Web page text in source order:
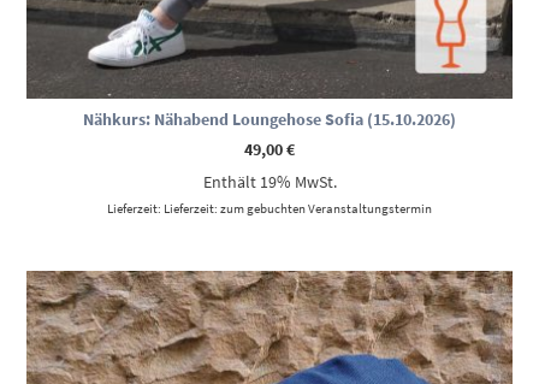
Nähkurs: Nähabend Loungehose Sofia (15.10.2026)
49,00€
Enthält 19% MwSt.
Lieferzeit: Lieferzeit: zum gebuchten Veranstaltungstermin